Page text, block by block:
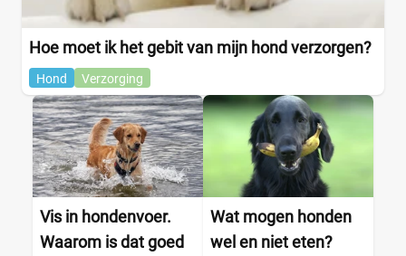
Hoe moet ik het gebit van mijn hond verzorgen?
Hond Verzorging
Vis in hondenvoer.
Waarom is dat goed
Wat mogen honden
wel en niet eten?